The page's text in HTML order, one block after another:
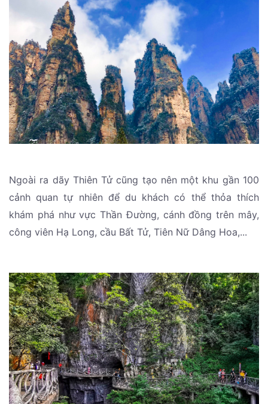
Ngoài ra dãy Thiên Tử cũng tạo nên một khu gần 100
cảnh quan tự nhiên để du khách có thể thỏa thích
khám phá như vực Thần Đường, cánh đồng trên mây,
công viên Hạ Long, cầu Bất Tử, Tiên Nữ Dâng Hoa,...